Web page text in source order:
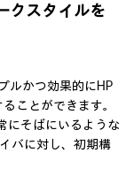
クスタイルを
ルかつ効果的にHP
ことができます。
にそばにいるような
バに対し、初期構